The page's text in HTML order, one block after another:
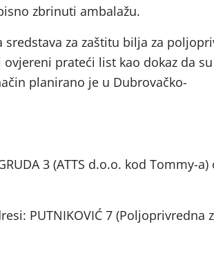
zbrinuti ambalažu.
za zaštitu bilja za
prateći list kao dokaz da
planirano je u Dubrovačko-
3 (ATTS d.o.o. kod Tommy-a)
PUTNIKOVIĆ 7 (Poljoprivredna